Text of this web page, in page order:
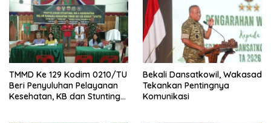
TMMD Ke 129 Kodim 0210/TU
Beri Penyuluhan Pelayanan
Kesehatan, KB dan Stunting
Bekali Dansatkowil, Wakasad
Tekankan Pentingnya
Komunikasi